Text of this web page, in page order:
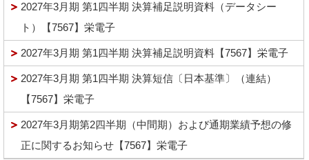
2027年3月期 第1四半期 決算補足説明資料（データシー
ト）【7567】栄電子
2027年3月期 第1四半期 決算補足説明資料【7567】栄電子
2027年3月期 第1四半期 決算短信〔日本基準〕（連結）
【7567】栄電子
2027年3月期第2四半期（中間期）および通期業績予想の修
正に関するお知らせ【7567】栄電子